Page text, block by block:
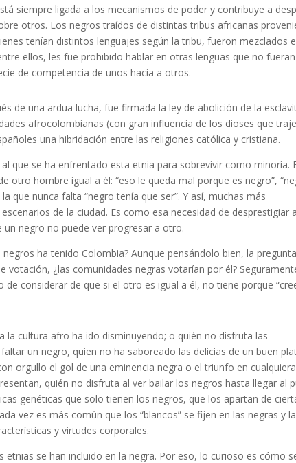
siempre ligada a los mecanismos de poder y contribuye a
otros. Los negros traídos de distintas tribus africanas
tenían distintos lenguajes según la tribu, fueron mezclados
ellos, les fue prohibido hablar en otras lenguas que no
de competencia de unos hacia a otros.
de una ardua lucha, fue firmada la ley de abolición de la
afrocolombianas (con gran influencia de los dioses que
una hibridación entre las religiones católica y cristiana.
que se ha enfrentado esta etnia para sobrevivir como minoría.
otro hombre igual a él: “eso le queda mal porque es negro”,
que nunca falta “negro tenía que ser”. Y así, muchas más
de la ciudad. Es como esa necesidad de desprestigiar
negro no puede ver progresar a otro.
ha tenido Colombia? Aunque pensándolo bien, la pregunta
votación, ¿las comunidades negras votarían por él?
considerar de que si el otro es igual a él, no tiene porque
la cultura afro ha ido disminuyendo; o quién no disfruta las
un negro, quien no ha saboreado las delicias de un buen
orgullo el gol de una eminencia negra o el triunfo en
quién no disfruta al ver bailar los negros hasta llegar al
genéticas que solo tienen los negros, que los apartan de
vez es más común que los “blancos” se fijen en las negras y
y virtudes corporales.
se han incluido en la negra. Por eso, lo curioso es cómo